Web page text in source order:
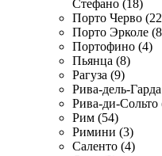
Стефано (18)
Порто Черво
Порто Эрколе
Портофино (4)
Пьянца (8)
Рагуза (9)
Рива-дель-
Рива-ди-Сольто
Рим (54)
Римини (3)
Саленто (4)